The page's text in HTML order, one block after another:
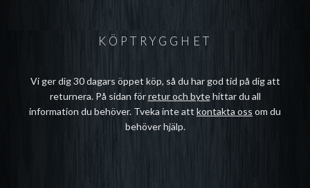
KÖPTRYGGHET
Vi ger dig 30 dagars öppet köp, så du har god tid på dig att
returnera. På sidan förretur och bytehittar du all
information du behöver. Tveka inte att kontakta oss om du
behöver hjälp.